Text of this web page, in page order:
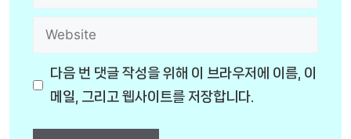
Website
다음 번 댓글 작성을 위해 이 브라우저에 이름, 이
메일, 그리고 웹사이트를 저장합니다.